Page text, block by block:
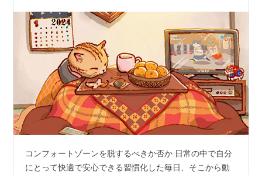
コンフォートゾーンを脱するべきか否か 日常の中で自分
にとって快適で安心できる習慣化した毎日、そこから動